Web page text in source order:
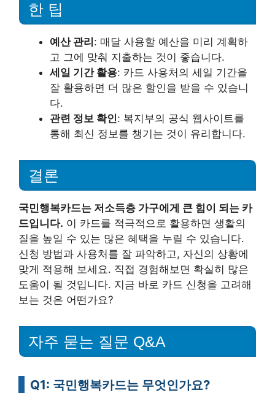
한 팁
예산 관리 : 매달 사용할 예산을 미리 계획하
고 그에 맞춰 지출하는 것이 좋습니다.
세일 기간 활용: 카드 사용처의 세일 기간을
잘 활용하면 더 많은 할인을 받을 수 있습니
다.
관련 정보 확인: 복지부의 공식 웹사이트를
통해 최신 정보를 챙기는 것이 유리합니다.
결론
국민행복카드는 저소득층 가구에게 큰 힘이 되는 카
드입니다. 이 카드를 적극적으로 활용하면 생활의
질을 높일 수 있는 많은 혜택을 누릴 수 있습니다.
신청 방법과 사용처를 잘 파악하고, 자신의 상황에
맞게 적용해 보세요. 직접 경험해보면 확실히 많은
도움이 될 것입니다. 지금 바로 카드 신청을 고려해
보는 것은 어떤가요?
자주 묻는 질문 Q&A
Q1: 국민행복카드는 무엇인가요?